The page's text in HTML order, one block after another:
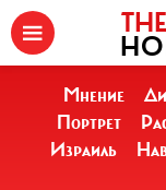
Мнение
Портрет
Израиль